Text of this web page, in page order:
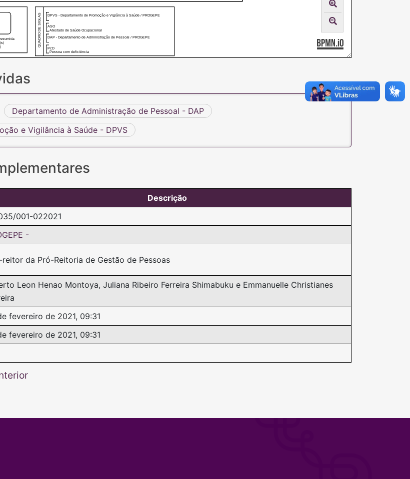
QUADRO DE SIGLAS DPVS - Departamento de Promoção e Vigiância à Saúde / PROGEPE
ASO
- Atestado de Saúde Ocupacional
DAP - Departamento de Administração de Pessoal / PROGEPE
PcD
- Pessoa com deficiência
Departamento de Administração de Pessoal - DAP
e Vigilância à Saúde - DPVS
Descrição
001-022021
-
reitor da Pró-Reitoria de Gestão de Pessoas
Leon Henao Montoya, Juliana Ribeiro Ferreira Shimabuku e Emmanuelle Christianes
fevereiro de 2021, 09:31
fevereiro de 2021, 09:31